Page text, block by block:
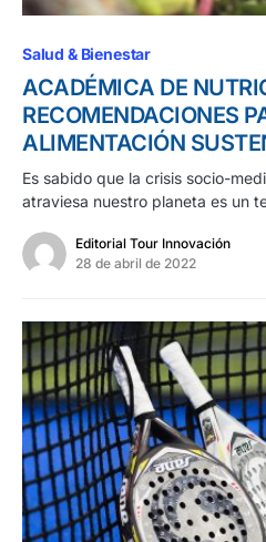
Salud & Bienestar
ACADÉMICA DE
RECOMENDACIONES
ALIMENTACIÓN
Es sabido que la crisis socio-
atraviesa nuestro planeta es un
Editorial Tour Innovación
28 de abril de 2022